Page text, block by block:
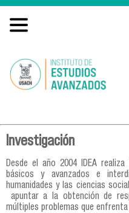
Investigación
Desde el año 2004 IDEA
básicos y avanzados e
humanidades y las ciencias
apuntar a la obtención de
múltiples problemas que